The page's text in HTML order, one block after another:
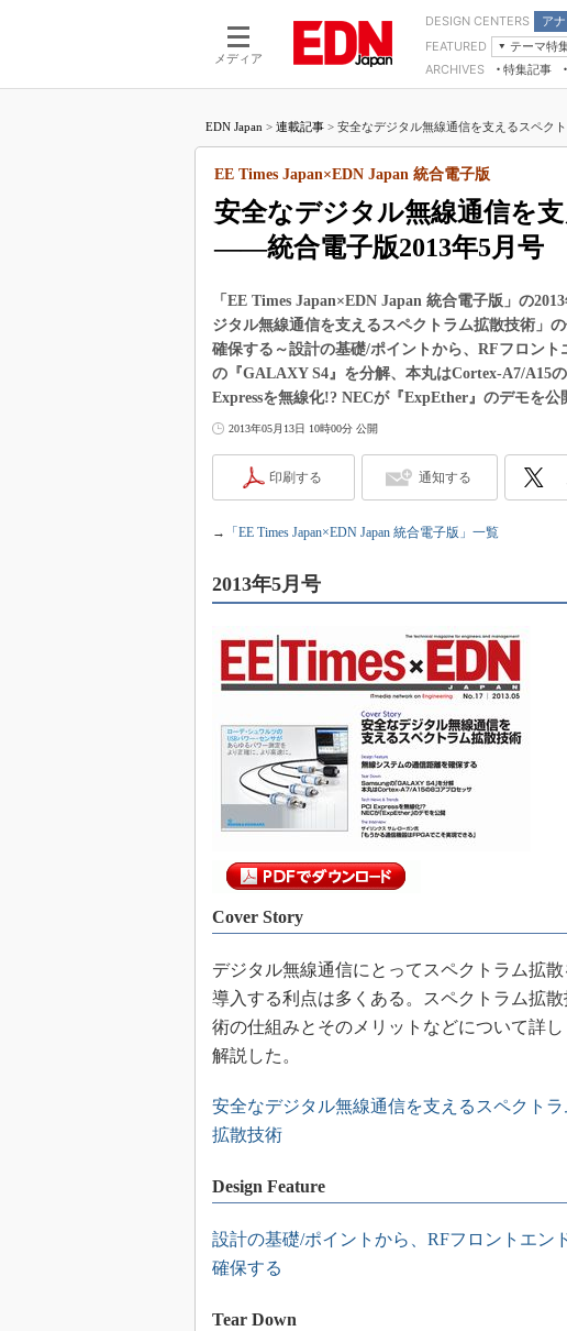
メディア
DESIGN CENTERS ア
モーターLSI
FEATURED
テーマ特
つながるクルマ
エレクトロニクス入門
5G（EE Times Japan）
製品解剖（EE Times Japan）
モー
ARCHIVES 特集記事
マイクロプロセッサ懐古録
中堅技術者に贈る電子部品“徹底”活
用講座
たった2つの式で始めるDC/DCコン
バーターの設計
DC-DCコンバーター活用講座
Wired, Weird
マイコン講座
Q&Aで学ぶマイコン講座
高速シリアル伝送技術講座
記録計／データロガーの基礎知識
アナログ設計のきほん／ADCとノイ
座
「SPICEの仕組みとその活用設計」
計測器メーカーから見た5G
USB Type-Cの登場で評価試験はど
う変わる？
IoT時代の無線規格を知る【Thread
編】
IoT時代の無線規格を知る【Z-Wave
編】
電子ブッ
EDN Japan > 連載記事 > 安全なデジタル無線通信を支えるスペクト
安全なデジタル無線通信を
――統合電子版2013年5月号
EE Times Japan×EDN Japan 統合電子版
「EE Times Japan×EDN Japan 統合電子版」の
ジタル無線通信を支えるスペクトラム拡散技術」
確保する～設計の基礎/ポイントから、RFフロン
の『GALAXY S4』を分解、本丸はCortex-A7/A15
Expressを無線化!? NECが『ExpEther』のデモを公
2013年05月13日 10時00分 公開
印刷する 通知する
→ 「EE Times Japan×EDN Japan 統合電子版」一覧
2013年5月号
Cover Story
デジタル無線通信にとってスペクトラム拡散
導入する利点は多くある。スペクトラム拡散
術の仕組みとそのメリットなどについて詳し
解説した。
安全なデジタル無線通信を支えるスペクトラ
拡散技術
Design Feature
設計の基礎/ポイントから、RFフロントエン
確保する
Tear Down